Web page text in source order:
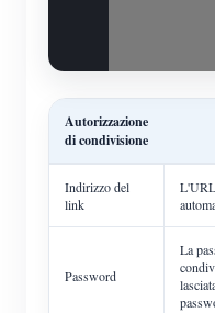
Autorizzazione
di condivisione
Indirizzo del
link
Password
La